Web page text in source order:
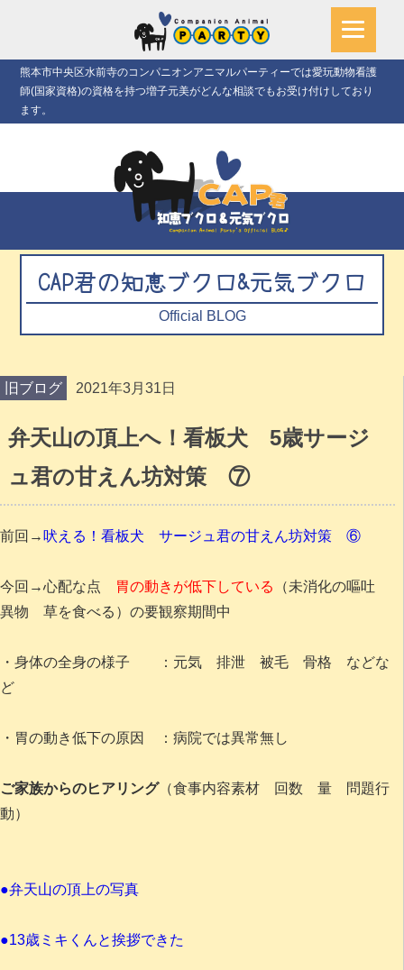
熊本市中央区水前寺のコンパニオンアニマルパーティーでは愛玩動物看護
師(国家資格)の資格を持つ増子元美がどんな相談でもお受け付けしており
ます。
CAP君の知恵ブクロ&元気ブクロ
Official BLOG
旧ブログ 2021年3月31日
弁天山の頂上へ！看板犬 5歳サージ
ュ君の甘えん坊対策 ⑦
前回→ 吠える！看板犬 サージュ君の甘えん坊対策 ⑥
今回→心配な点 胃の動きが低下している
（未消化の嘔吐
異物 草を食べる）の要観察期間中
・身体の全身の様子 ：元気 排泄 被毛 骨格 などな
ど
・胃の動き低下の原因 ：病院では異常無し
ご家族からのヒアリング（食事内容素材 回数 量 問題行
動）
●弁天山の頂上の写真
●13歳ミキくんと挨拶できた